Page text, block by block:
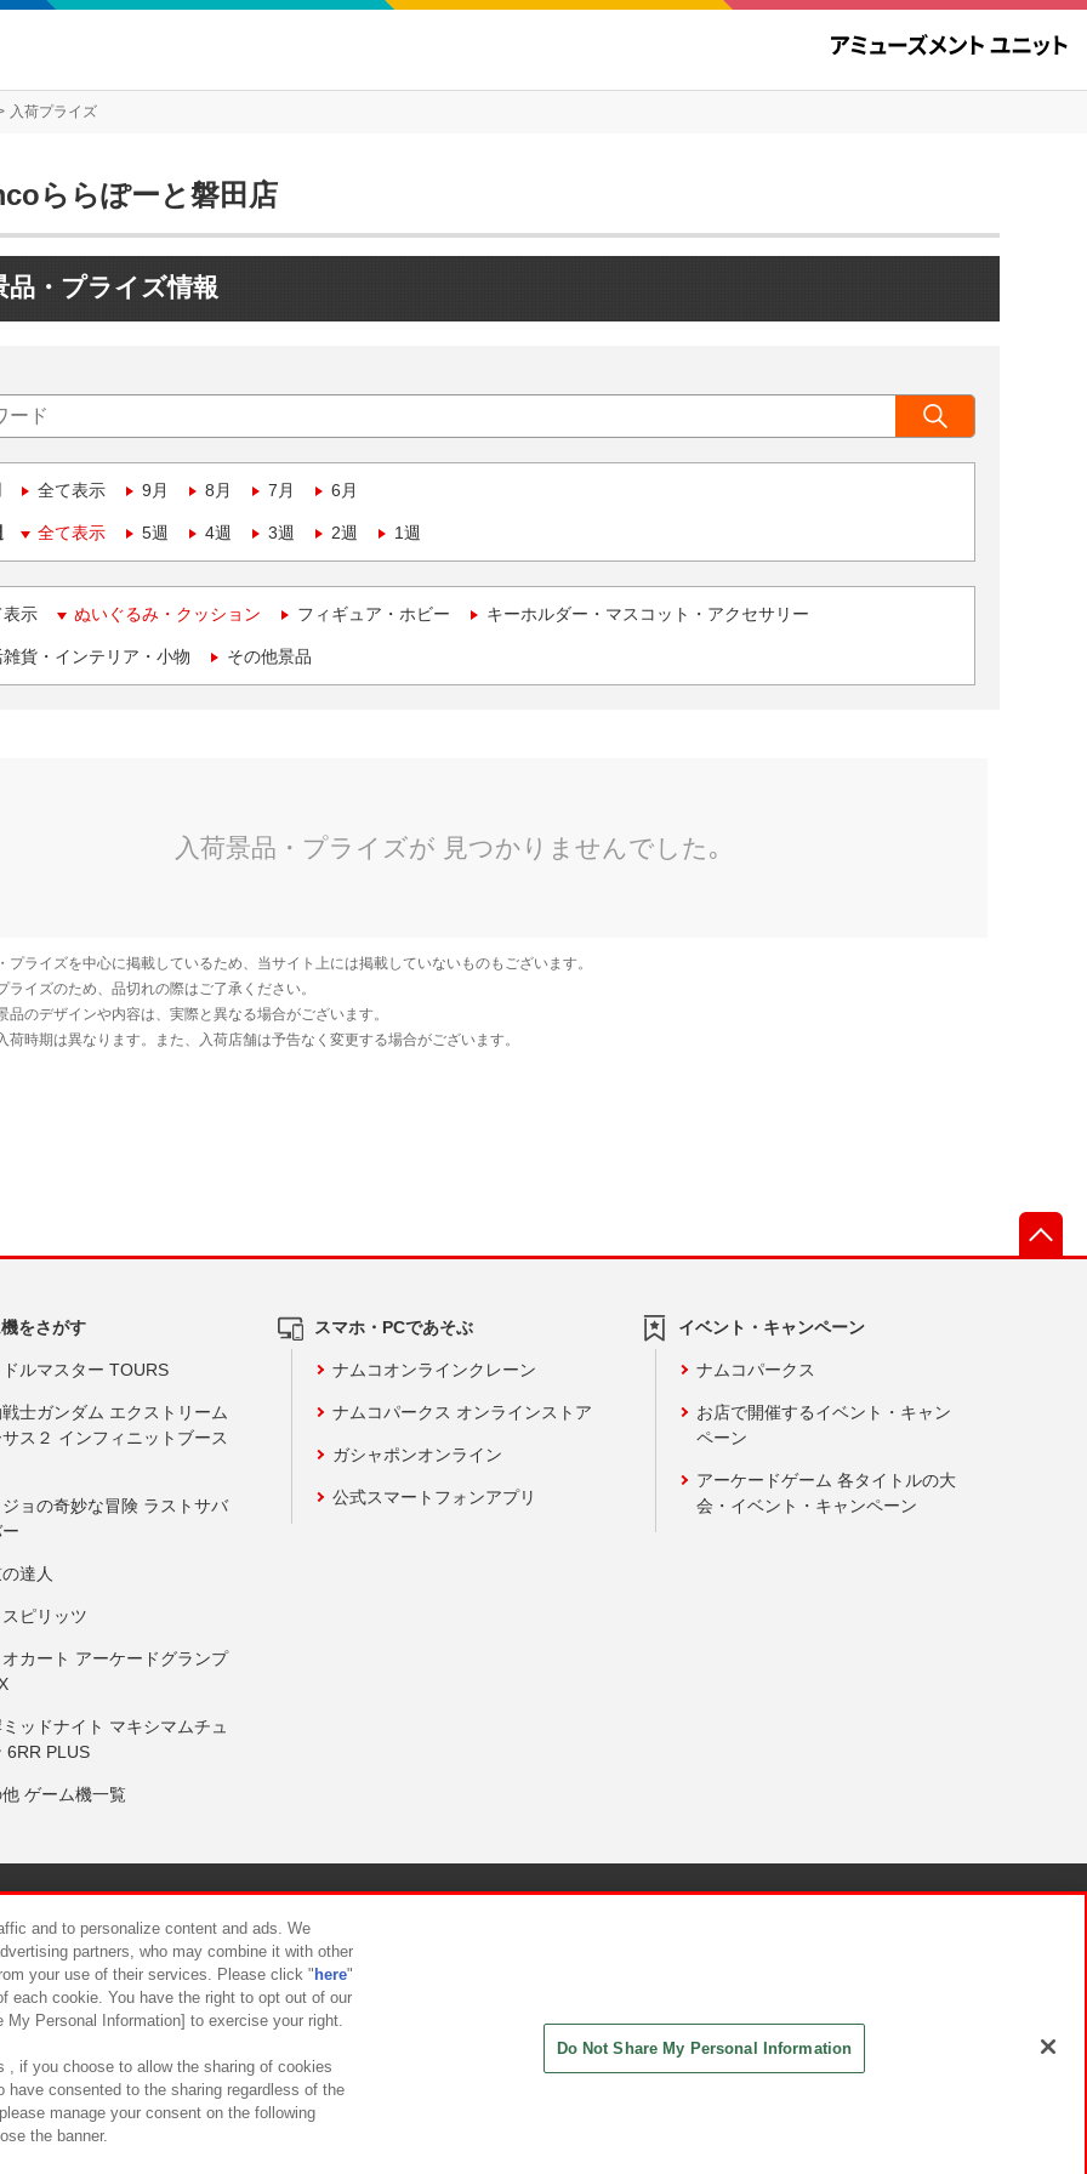
入荷プライズ
ららぽーと磐田店
品・プライズ情報
全て表示 9月 8月 7月 6月
全て表示 5週 4週 3週 2週 1週
表示 ぬいぐるみ・クッション フィギュア・ホビー キーホルダー・マスコット・アクセサリー
貨・インテリア・小物 その他景品
をさがす
ルマスター TOURS
士ガンダム エクストリーム
ス２ インフィニットブース
ョの奇妙な冒険 ラストサバ
達人
ピリッツ
カート アーケードグランプ
ッドナイト マキシマムチュ
6RR PLUS
ゲーム機一覧
スマホ・PCであそぶ
ナムコオンラインクレーン
ナムコパークス オンラインストア
ガシャポンオンライン
公式スマートフォンアプリ
イベント・キャンペーン
ナムコパークス
お店で開催するイベント・キャン
ペーン
アーケードゲーム 各タイトルの大
会・イベント・キャンペーン
について カスタマーハラスメント対応方針
and to personalize content and ads. We
partners, who may combine it with other
your use of their services. Please click " here"
each cookie. You have the right to opt out of our
Personal Information] to exercise your right.
, if you choose to allow the sharing of cookies
have consented to the sharing regardless of the
manage your consent on the following
the banner.
Do Not Share My Personal Information